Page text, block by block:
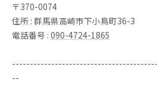
〒370-0074
住所 : 群馬県高崎市下小鳥町36-3
電話番号 : 090-4724-1865
--